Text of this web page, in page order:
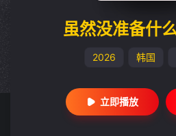
虽然没准备什
2026 韩国
立即播放